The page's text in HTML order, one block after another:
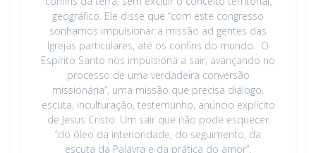
geográfico. Ele disse que “com este congresso
sonhamos impulsionar a missão ad gentes das
Igrejas particulares, até os confins do mundo. O
Espírito Santo nos impulsiona a sair, avançando no
processo de uma verdadeira conversão
missionária”, uma missão que precisa diálogo,
escuta, inculturação, testemunho, anúncio explícito
de Jesus Cristo. Um sair que não pode esquecer
“do óleo da interioridade, do seguimento, da
escuta da Palavra e da prática do amor”.